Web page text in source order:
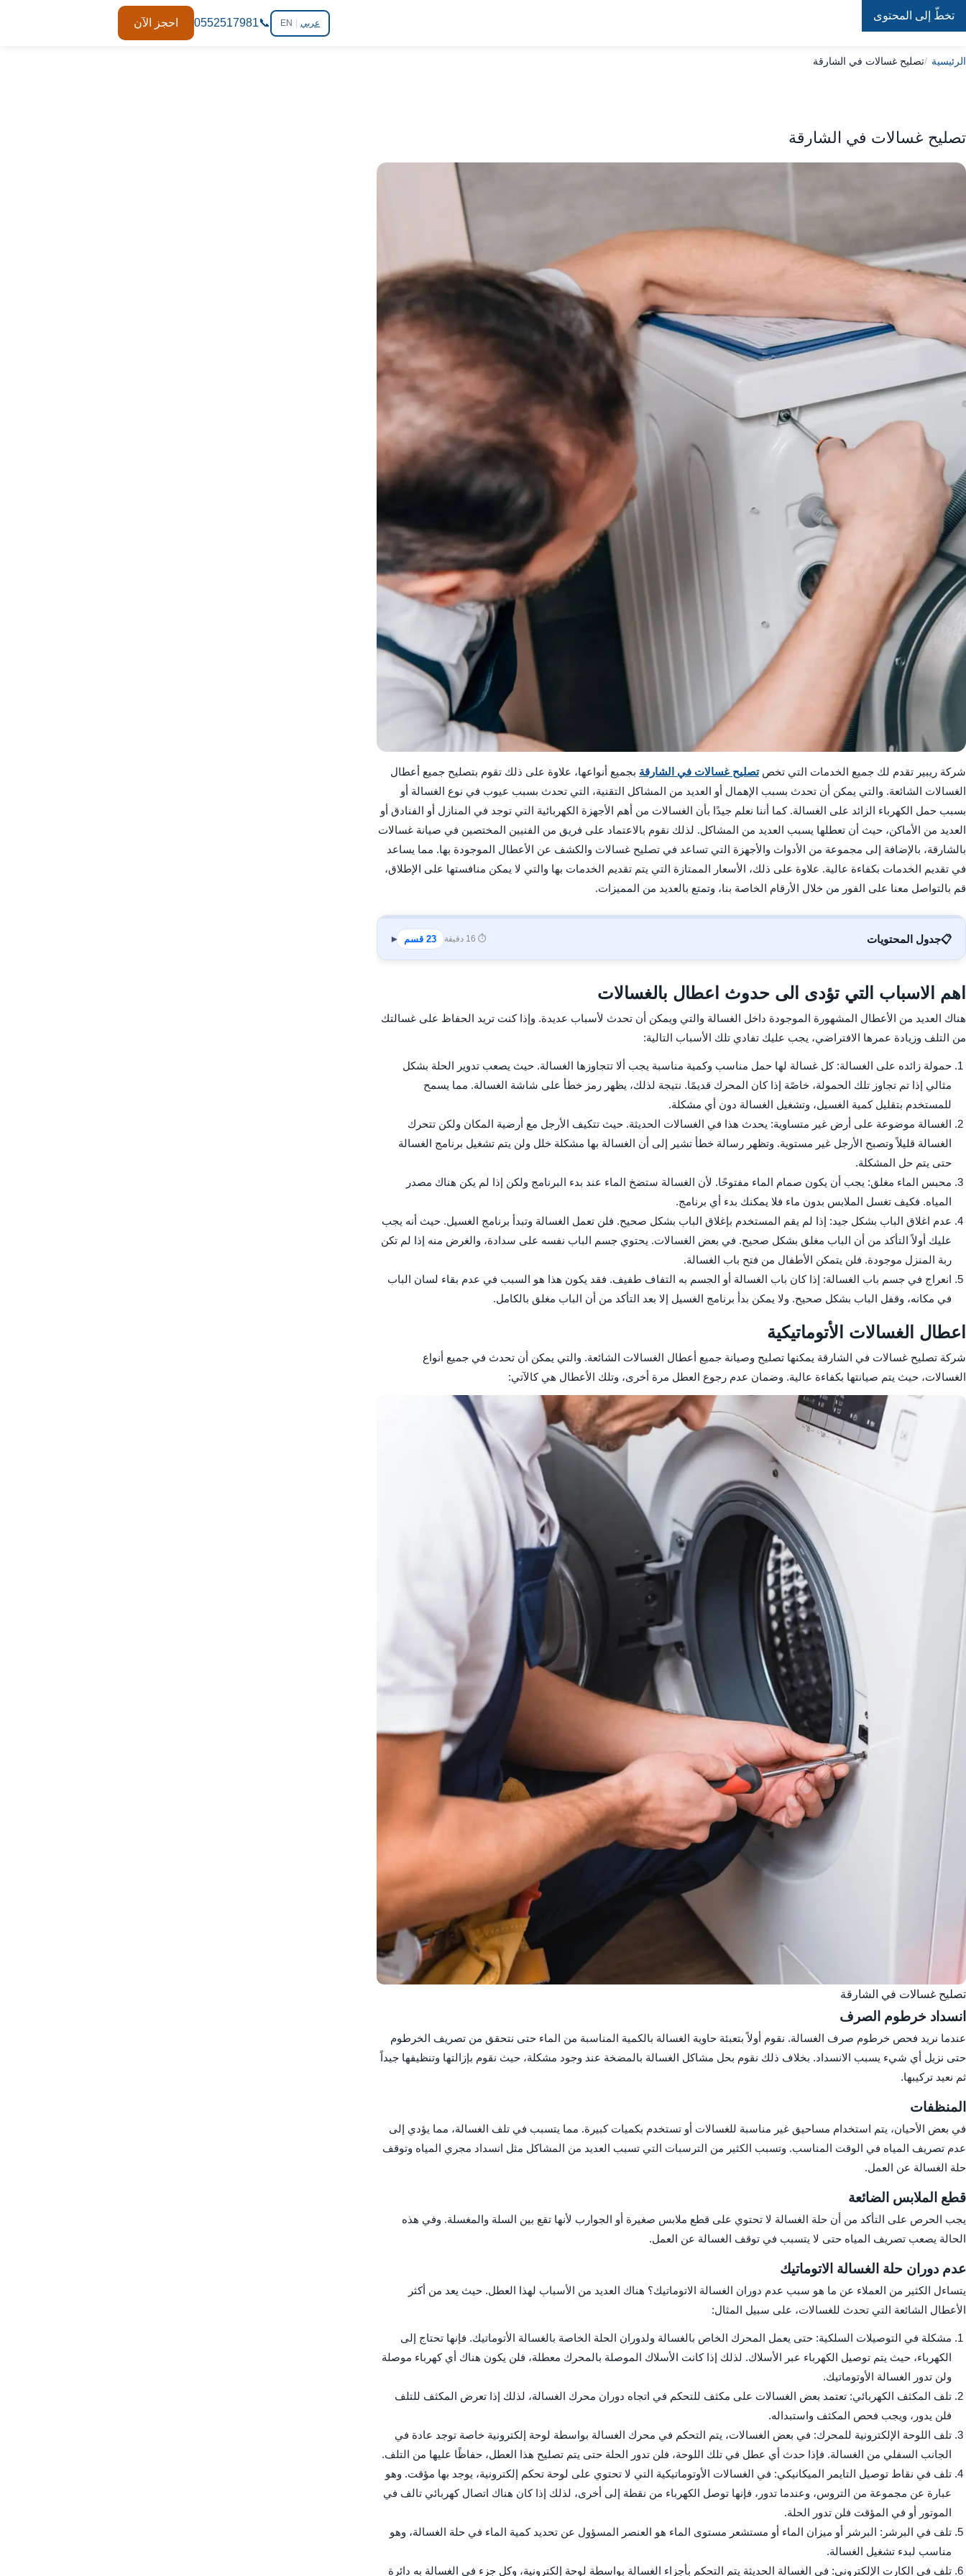
تخطّ إلى المحتوى
RepairIn Home عربي |
EN
📞
0552517981 احجز الآن
الرئيسية تصليح غسالات في الشارقة
تصليح غسالات في الشارقة
شركة ريبير تقدم لك جميع الخدمات التي تخصتصليح غسالات في الشارقة بجميع أنواعها، علاوة على ذلك تقوم بتصليح جميع أعطال
الغسالات الشائعة. والتي يمكن أن تحدث بسبب الإهمال أو العديد من المشاكل التقنية، التي تحدث بسبب عيوب في نوع الغسالة أو
بسبب حمل الكهرباء الزائد على الغسالة. كما أننا نعلم جيدًا بأن الغسالات من أهم الأجهزة الكهربائية التي توجد في المنازل أو الفنادق أو
العديد من الأماكن، حيث أن تعطلها يسبب العديد من المشاكل. لذلك نقوم بالاعتماد على فريق من الفنيين المختصين في صيانة غسالات
بالشارقة، بالإضافة إلى مجموعة من الأدوات والأجهزة التي تساعد في تصليح غسالات والكشف عن الأعطال الموجودة بها. مما يساعد
في تقديم الخدمات بكفاءة عالية. علاوة على ذلك، الأسعار الممتازة التي يتم تقديم الخدمات بها والتي لا يمكن منافستها على الإطلاق،
قم بالتواصل معنا على الفور من خلال الأرقام الخاصة بنا، وتمتع بالعديد من المميزات.
📋جدول المحتويات ⏱️ 16 دقيقة 23 قسم ▾
اهم الاسباب التي تؤدى الى حدوث اعطال بالغسالات
هناك العديد من الأعطال المشهورة الموجودة داخل الغسالة والتي ويمكن أن تحدث لأسباب عديدة. وإذا كنت تريد الحفاظ على غسالتك
من التلف وزيادة عمرها الافتراضي، يجب عليك تفادي تلك الأسباب التالية:
حمولة زائده على الغسالة: كل غسالة لها حمل مناسب وكمية مناسبة يجب ألا تتجاوزها الغسالة. حيث يصعب تدوير الحلة بشكل
مثالي إذا تم تجاوز تلك الحمولة، خاصًة إذا كان المحرك قديمًا. نتيجة لذلك، يظهر رمز خطأ على شاشة الغسالة. مما يسمح
للمستخدم بتقليل كمية الغسيل، وتشغيل الغسالة دون أي مشكلة.
الغسالة موضوعة على أرض غير متساوية: يحدث هذا في الغسالات الحديثة. حيث تتكيف الأرجل مع أرضية المكان ولكن تتحرك
الغسالة قليلاً وتصبح الأرجل غير مستوية. وتظهر رسالة خطأ تشير إلى أن الغسالة بها مشكلة خلل ولن يتم تشغيل برنامج الغسالة
حتى يتم حل المشكلة.
محبس الماء مغلق: يجب أن يكون صمام الماء مفتوحًا. لأن الغسالة ستضخ الماء عند بدء البرنامج ولكن إذا لم يكن هناك مصدر
المياه. فكيف تغسل الملابس بدون ماء فلا يمكنك بدء أي برنامج.
عدم اغلاق الباب بشكل جيد: إذا لم يقم المستخدم بإغلاق الباب بشكل صحيح. فلن تعمل الغسالة وتبدأ برنامج الغسيل. حيث أنه يجب
عليك أولاً التأكد من أن الباب مغلق بشكل صحيح. في بعض الغسالات. يحتوي جسم الباب نفسه على سدادة، والغرض منه إذا لم تكن
ربة المنزل موجودة. فلن يتمكن الأطفال من فتح باب الغسالة.
انعراج في جسم باب الغسالة: إذا كان باب الغسالة أو الجسم به التفاف طفيف. فقد يكون هذا هو السبب في عدم بقاء لسان الباب
في مكانه، وقفل الباب بشكل صحيح. ولا يمكن بدأ برنامج الغسيل إلا بعد التأكد من أن الباب مغلق بالكامل.
اعطال الغسالات الأتوماتيكية
شركة تصليح غسالات في الشارقة يمكنها تصليح وصيانة جميع أعطال الغسالات الشائعة. والتي يمكن أن تحدث في جميع أنواع
الغسالات، حيث يتم صيانتها بكفاءة عالية. وضمان عدم رجوع العطل مرة أخرى، وتلك الأعطال هي كالآتي:
تصليح غسالات في الشارقة
انسداد خرطوم الصرف
عندما نريد فحص خرطوم صرف الغسالة. نقوم أولاً بتعبئة حاوية الغسالة بالكمية المناسبة من الماء حتى نتحقق من تصريف الخرطوم
حتى نزيل أي شيء يسبب الانسداد. بخلاف ذلك نقوم بحل مشاكل الغسالة بالمضخة عند وجود مشكلة، حيث نقوم بإزالتها وتنظيفها جيداً
ثم نعيد تركيبها.
المنظفات
في بعض الأحيان، يتم استخدام مساحيق غير مناسبة للغسالات أو تستخدم بكميات كبيرة. مما يتسبب في تلف الغسالة، مما يؤدي إلى
عدم تصريف المياه في الوقت المناسب. وتسبب الكثير من الترسبات التي تسبب العديد من المشاكل مثل انسداد مجري المياه وتوقف
حلة الغسالة عن العمل.
قطع الملابس الضائعة
يجب الحرص على التأكد من أن حلة الغسالة لا تحتوي على قطع ملابس صغيرة أو الجوارب لأنها تقع بين السلة والمغسلة. وفي هذه
الحالة يصعب تصريف المياه حتى لا يتسبب في توقف الغسالة عن العمل.
عدم دوران حلة الغسالة الاتوماتيك
يتساءل الكثير من العملاء عن ما هو سبب عدم دوران الغسالة الاتوماتيك؟ هناك العديد من الأسباب لهذا العطل. حيث يعد من أكثر
الأعطال الشائعة التي تحدث للغسالات، على سبيل المثال:
مشكلة في التوصيلات السلكية: حتى يعمل المحرك الخاص بالغسالة ولدوران الحلة الخاصة بالغسالة الأتوماتيك. فإنها تحتاج إلى
الكهرباء، حيث يتم توصيل الكهرباء عبر الأسلاك. لذلك إذا كانت الأسلاك الموصلة بالمحرك معطلة، فلن يكون هناك أي كهرباء موصلة
ولن تدور الغسالة الأوتوماتيك.
تلف المكثف الكهربائي: تعتمد بعض الغسالات على مكثف للتحكم في اتجاه دوران محرك الغسالة، لذلك إذا تعرض المكثف للتلف
فلن يدور، ويجب فحص المكثف واستبداله.
تلف اللوحة الإلكترونية للمحرك: في بعض الغسالات، يتم التحكم في محرك الغسالة بواسطة لوحة إلكترونية خاصة توجد عادة في
الجانب السفلي من الغسالة. فإذا حدث أي عطل في تلك اللوحة، فلن تدور الحلة حتى يتم تصليح هذا العطل، حفاظًا عليها من التلف.
تلف في نقاط توصيل التايمر الميكانيكي: في الغسالات الأوتوماتيكية التي لا تحتوي على لوحة تحكم إلكترونية، يوجد بها مؤقت. وهو
عبارة عن مجموعة من التروس، وعندما تدور، فإنها توصل الكهرباء من نقطة إلى أخرى، لذلك إذا كان هناك اتصال كهربائي تالف في
الموتور أو في المؤقت فلن تدور الحلة.
تلف في البرشر: البرشر أو ميزان الماء أو مستشعر مستوى الماء هو العنصر المسؤول عن تحديد كمية الماء في حلة الغسالة، وهو
مناسب لبدء تشغيل الغسالة.
تلف في الكارت الإلكتروني: في الغسالة الحديثة يتم التحكم بأجزاء الغسالة بواسطة لوحة إلكترونية، وكل جزء في الغسالة به دائرة